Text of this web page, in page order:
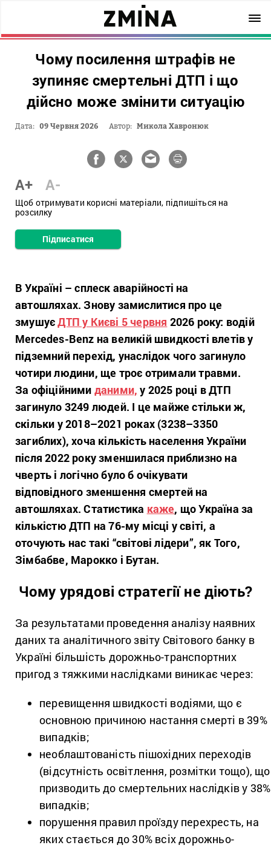
Чому посилення штрафів не
зупиняє смертельні ДТП і що
дійсно може змінити ситуацію
Дата: 09 Червня 2026 Автор: Микола Хавронюк
A+ A-
Щоб отримувати корисні матеріали, підпишіться на
розсилку
Підписатися
В Україні – сплеск аварійності на
автошляхах. Знову замислитися про це
змушуєДТП у Києві 5 червня 2026 року: водій
Mercedes-Benz на великій швидкості влетів у
підземний перехід, унаслідок чого загинуло
чотири людини, ще троє отримали травми.
За офіційними даними, у 2025 році в ДТП
загинуло 3249 людей. І це майже стільки ж,
скільки у 2018–2021 роках (3238–3350
загиблих), хоча кількість населення України
після 2022 року зменшилася приблизно на
чверть і логічно було б очікувати
відповідного зменшення смертей на
автошляхах. Статистика каже, що Україна за
кількістю ДТП на 76-му місці у світі, а
оточують нас такі “світові лідери”, як Того,
Зімбабве, Марокко і Бутан.
Чому урядові стратегії не діють?
За результатами проведення аналізу наявних
даних та аналітичного звіту Світового банку в
Україні більшість дорожньо-транспортних
пригод з тяжкими наслідками виникає через:
перевищення швидкості водіями, що є
основною причиною настання смерті в 39%
випадків;
необлаштованість пішохідних переходів
(відсутність освітлення, розмітки тощо), що
призводить до смертельних наслідків у 38%
випадків;
порушення правил проїзду перехресть, на
яких стається до 30% всіх дорожньо-